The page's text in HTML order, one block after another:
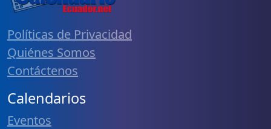
Políticas de Privacidad
Quiénes Somos
Contáctenos
Calendarios
Eventos